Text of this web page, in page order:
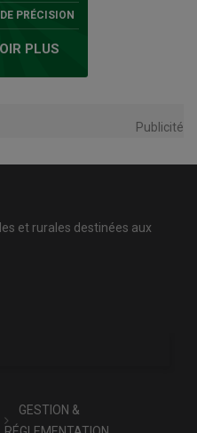
PRÉCISION
PLUS
Publicité
et rurales destinées aux
GESTION &